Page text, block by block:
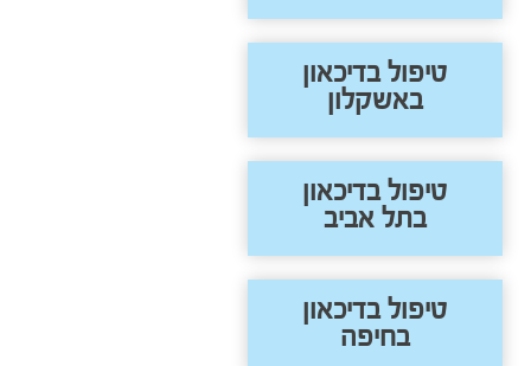
טיפול בדיכאון
באשקלון
טיפול בדיכאון
בתל אביב
טיפול בדיכאון
בחיפה